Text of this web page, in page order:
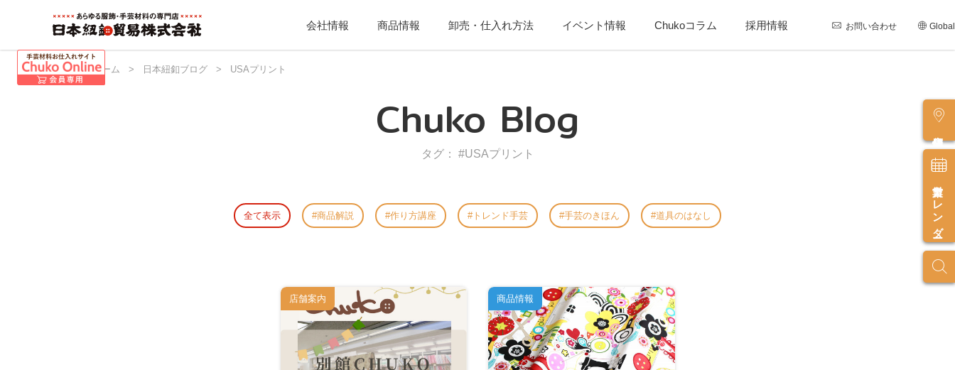
会社情報 商品情報 卸売・仕入れ方法 イベント情報 Chukoコラム 採用情報 お問い合わせ Global
営業カレンダー
日本紐釦 ホーム > 日本紐釦ブログ > USAプリント
Chuko Blog
タグ： #USAプリント
全て表示 商品解説 作り方講座 トレンド手芸 手芸のきほん 道具のはなし
店舗案内 商品情報